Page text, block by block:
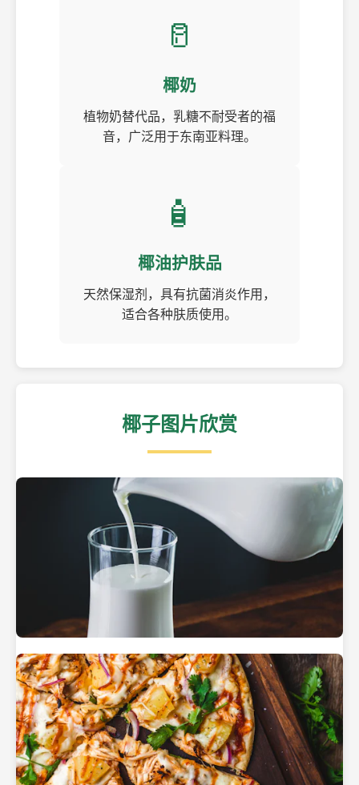
🥛
椰奶
植物奶替代品，乳糖不耐受者的福
音，广泛用于东南亚料理。
🧴
椰油护肤品
天然保湿剂，具有抗菌消炎作用，
适合各种肤质使用。
椰子图片欣赏
热带海滩上的椰子树